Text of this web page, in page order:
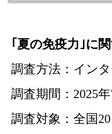
｢夏の免疫力｣に
調査方法：イン
調査期間：2025
調査対象：全国